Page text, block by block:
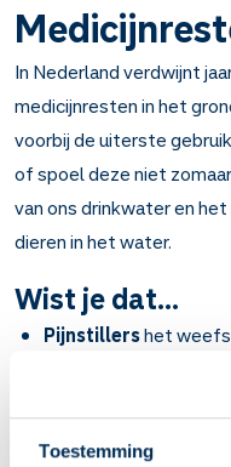
Toestemming
In Nederland verdwijnt
medicijnresten in het
voorbij de uiterste
of spoel deze niet
van ons drinkwater en
dieren in het water.
Wist je dat...
Pijnstillershet
Antipsychoticahet
vissen verandert?